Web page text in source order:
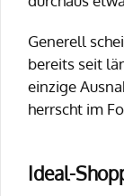
Generell
bereits seit
einzige
herrscht im
Ideal-